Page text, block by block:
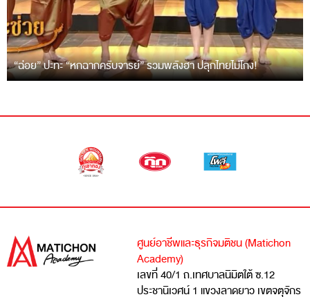
“ฉ่อย” ปะทะ “หกฉากครับจารย์” รวมพลังฮา ปลุกไทยไม่โกง!
ศูนย์อาชีพและธุรกิจมติชน (Matichon
Academy)
เลขที่ 40/1 ถ.เทศบาลนิมิตใต้ ซ.12
ประชานิเวศน์ 1 แขวงลาดยาว เขตจตุจักร